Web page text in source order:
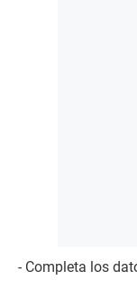
- Completa los